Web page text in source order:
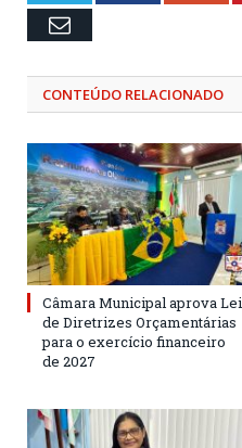
Email
CONTEÚDO RELACIONADO
Câmara Municipal aprova Lei
de Diretrizes Orçamentárias
para o exercício financeiro
de 2027